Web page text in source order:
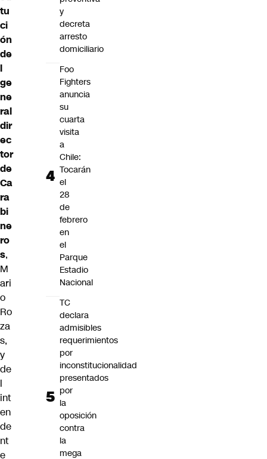
tu
ci
ón
de
l
ge
ne
ral
dir
ec
tor
de
Ca
ra
bi
ne
ro
s,
M
ari
o
Ro
za
s,
y
de
l
int
en
de
nt
e
y
decreta
arresto
domiciliario
Foo
Fighters
anuncia
su
cuarta
visita
a
Chile:
Tocarán
el
28
de
febrero
en
el
Parque
Estadio
Nacional
TC
declara
admisibles
requerimientos
por
inconstitucionalidad
presentados
por
la
oposición
contra
la
mega